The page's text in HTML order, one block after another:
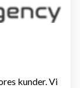
kunder. Vi